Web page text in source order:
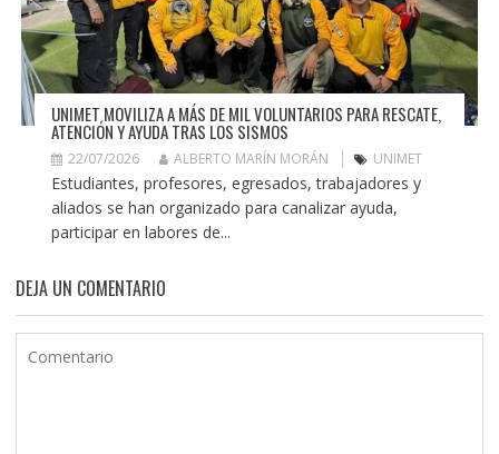
UNIMET MOVILIZA A MÁS DE MIL VOLUNTARIOS PARA RESCATE,
ATENCIÓN Y AYUDA TRAS LOS SISMOS
22/07/2026 ALBERTO MARÍN MORÁN UNIMET
Estudiantes, profesores, egresados, trabajadores y
aliados se han organizado para canalizar ayuda,
participar en labores de...
DEJA UN COMENTARIO